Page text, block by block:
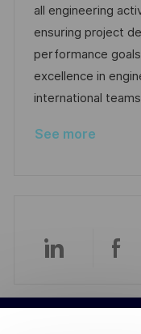
i
o
n
d
e
g
o
r
y
all engineering
ensuring project
performance
excellence in
international
See more
Share
via
via